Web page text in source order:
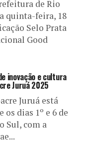
de Rio
quinta-feira, 18
Selo Prata
Good
inovação e cultura
Juruá 2025
Juruá está
dias 1º e 6 de
Sul, com a